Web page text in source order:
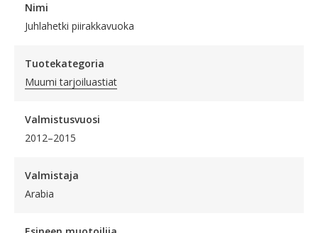
Nimi
Juhlahetki piirakkavuoka
Tuotekategoria
Muumi tarjoiluastiat
Valmistusvuosi
2012–2015
Valmistaja
Arabia